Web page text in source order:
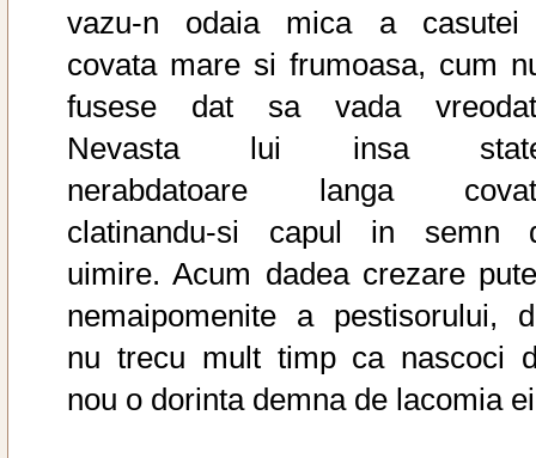
vazu-n odaia mica a
covata mare si frumoasa, cum
fusese dat sa vada
Nevasta lui insa
nerabdatoare langa
clatinandu-si capul in semn
uimire. Acum dadea crezare
nemaipomenite a pestisorului,
nu trecu mult timp ca nascoci
nou o dorinta demna de lacomia